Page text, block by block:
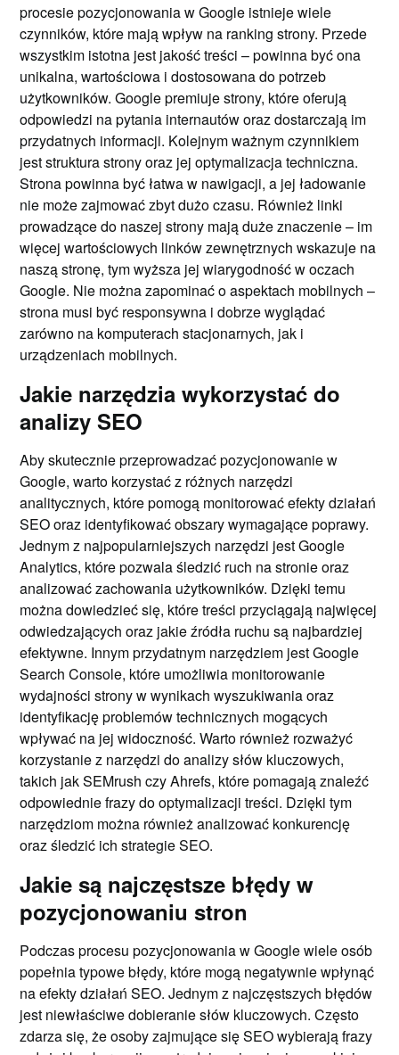
procesie pozycjonowania w Google istnieje wiele
czynników, które mają wpływ na ranking strony. Przede
wszystkim istotna jest jakość treści – powinna być ona
unikalna, wartościowa i dostosowana do potrzeb
użytkowników. Google premiuje strony, które oferują
odpowiedzi na pytania internautów oraz dostarczają im
przydatnych informacji. Kolejnym ważnym czynnikiem
jest struktura strony oraz jej optymalizacja techniczna.
Strona powinna być łatwa w nawigacji, a jej ładowanie
nie może zajmować zbyt dużo czasu. Również linki
prowadzące do naszej strony mają duże znaczenie – im
więcej wartościowych linków zewnętrznych wskazuje na
naszą stronę, tym wyższa jej wiarygodność w oczach
Google. Nie można zapominać o aspektach mobilnych –
strona musi być responsywna i dobrze wyglądać
zarówno na komputerach stacjonarnych, jak i
urządzeniach mobilnych.
Jakie narzędzia wykorzystać do
analizy SEO
Aby skutecznie przeprowadzać pozycjonowanie w
Google, warto korzystać z różnych narzędzi
analitycznych, które pomogą monitorować efekty działań
SEO oraz identyfikować obszary wymagające poprawy.
Jednym z najpopularniejszych narzędzi jest Google
Analytics, które pozwala śledzić ruch na stronie oraz
analizować zachowania użytkowników. Dzięki temu
można dowiedzieć się, które treści przyciągają najwięcej
odwiedzających oraz jakie źródła ruchu są najbardziej
efektywne. Innym przydatnym narzędziem jest Google
Search Console, które umożliwia monitorowanie
wydajności strony w wynikach wyszukiwania oraz
identyfikację problemów technicznych mogących
wpływać na jej widoczność. Warto również rozważyć
korzystanie z narzędzi do analizy słów kluczowych,
takich jak SEMrush czy Ahrefs, które pomagają znaleźć
odpowiednie frazy do optymalizacji treści. Dzięki tym
narzędziom można również analizować konkurencję
oraz śledzić ich strategie SEO.
Jakie są najczęstsze błędy w
pozycjonowaniu stron
Podczas procesu pozycjonowania w Google wiele osób
popełnia typowe błędy, które mogą negatywnie wpłynąć
na efekty działań SEO. Jednym z najczęstszych błędów
jest niewłaściwe dobieranie słów kluczowych. Często
zdarza się, że osoby zajmujące się SEO wybierają frazy